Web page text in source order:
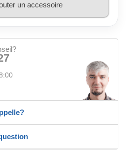
un accessoire